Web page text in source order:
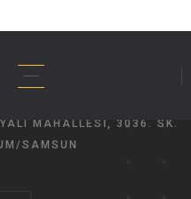
62 80
MAHALLESI, 3036. SK.
SAMSUN